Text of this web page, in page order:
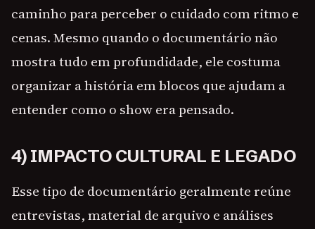
caminho para perceber o cuidado com ritmo e
cenas. Mesmo quando o documentário não
mostra tudo em profundidade, ele costuma
organizar a história em blocos que ajudam a
entender como o show era pensado.
4) IMPACTO CULTURAL E LEGADO
Esse tipo de documentário geralmente reúne
entrevistas, material de arquivo e análises